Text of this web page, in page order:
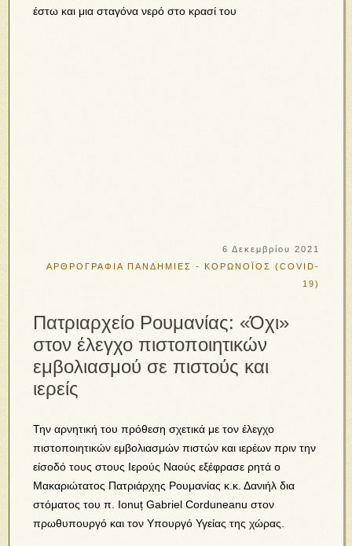
έστω και μια σταγόνα νερό στο κρασί του
6 Δεκεμβρίου 2021
ΑΡΘΡΟΓΡΑΦΙΑ ΠΑΝΔΗΜΙΕΣ - ΚΟΡΩΝΟΪΟΣ (COVID-
19)
Πατριαρχείο Ρουμανίας: «Όχι»
στον έλεγχο πιστοποιητικών
εμβολιασμού σε πιστούς και
ιερείς
Την αρνητική του πρόθεση σχετικά με τον έλεγχο
πιστοποιητικών εμβολιασμών πιστών και ιερέων πριν την
είσοδό τους στους Ιερούς Ναούς εξέφρασε ρητά ο
Μακαριώτατος Πατριάρχης Ρουμανίας κ.κ. Δανιήλ δια
στόματος του π. Ionuț Gabriel Corduneanu στον
πρωθυπουργό και τον Υπουργό Υγείας της χώρας.